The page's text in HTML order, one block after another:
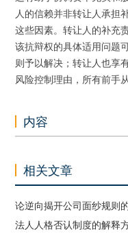
人的信赖并非转让人承担
这些因素。转让人的补充
该抗辩权的具体适用问题
则予以解决；转让人也享
风险控制理由，所有前手
内容
相关文章
论逆向揭开公司面纱规则
法人人格否认制度的解释